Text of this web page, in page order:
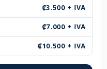
₡3.500 + IVA
₡7.000 + IVA
₡10.500 + IVA